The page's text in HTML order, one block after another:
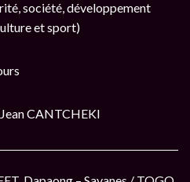
société, développement
et sport)
CANTCHEKI